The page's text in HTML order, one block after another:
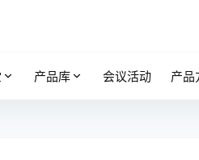
产品库 会议活动 产品